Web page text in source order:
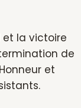
et la victoire
de
et